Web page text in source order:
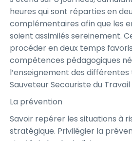
heures qui sont réparties en
complémentaires afin que les
soient assimilés sereinement.
procéder en deux temps
compétences pédagogiques
l’enseignement des
Sauveteur Secouriste du Travail
La prévention
Savoir repérer les situations à
stratégique. Privilégier la